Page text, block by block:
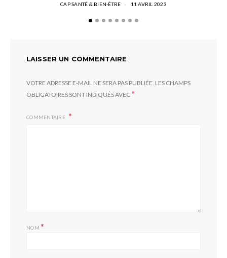
CAP SANTÉ & BIEN-ÊTRE 11 AVRIL 2023
LAISSER UN COMMENTAIRE
VOTRE ADRESSE E-MAIL NE SERA PAS PUBLIÉE. LES CHAMPS
OBLIGATOIRES SONT INDIQUÉS AVEC*
COMMENTAIRE
NOM *